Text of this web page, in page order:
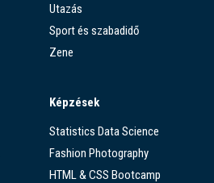
Utazás
Sport és szabadidő
Zene
Képzések
Statistics Data Science
Fashion Photography
HTML & CSS Bootcamp